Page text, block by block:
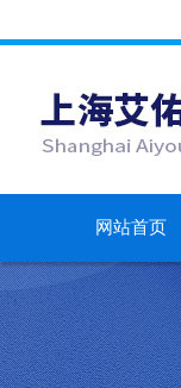
网站首页